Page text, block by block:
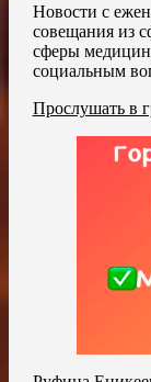
Новости с
совещания из
сферы
социальным
Прослушать в